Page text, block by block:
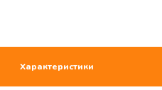
Характеристики